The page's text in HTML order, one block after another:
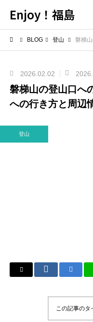
Enjoy！福島
BLOG 登山 磐梯山の
2026.02.02
磐梯山の登山口へ
への行き方と周辺
登山
この記事のタ